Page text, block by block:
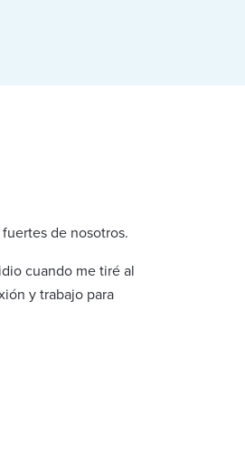
de nosotros.
cuando me tiré al
y trabajo para